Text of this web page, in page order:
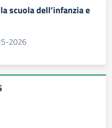
scuola dell’infanzia e
2026